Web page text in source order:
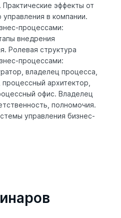
эффекты от
в компании.
процессами:
внедрения
Ролевая структура
процессами:
владелец процесса,
архитектор,
офис. Владелец
полномочия.
управления бизнес-